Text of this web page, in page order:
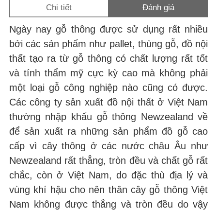
Chi tiết Đánh giá
Ngày nay gỗ thông được sử dụng rất nhiều
bởi các sản phẩm như pallet, thùng gỗ, đồ nội
thất tạo ra từ gỗ thông có chất lượng rất tốt
và tính thẩm mỹ cực kỳ cao mà không phải
một loại gỗ công nghiệp nào cũng có được.
Các công ty sản xuất đồ nội thất ở Việt Nam
thường nhập khẩu gỗ thông Newzealand về
để sản xuất ra những sản phẩm đồ gỗ cao
cấp vì cây thông ở các nước châu Âu như
Newzealand rất thẳng, tròn đều và chất gỗ rất
chắc, còn ở Việt Nam, do đặc thù địa lý và
vùng khí hậu cho nên thân cây gỗ thông Việt
Nam không được thẳng và tròn đều do vậy